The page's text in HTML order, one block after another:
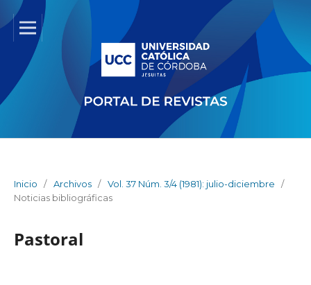
Inicio / Archivos / Vol. 37 Núm. 3/4 (1981): julio-diciembre
/
Noticias bibliográficas
Pastoral